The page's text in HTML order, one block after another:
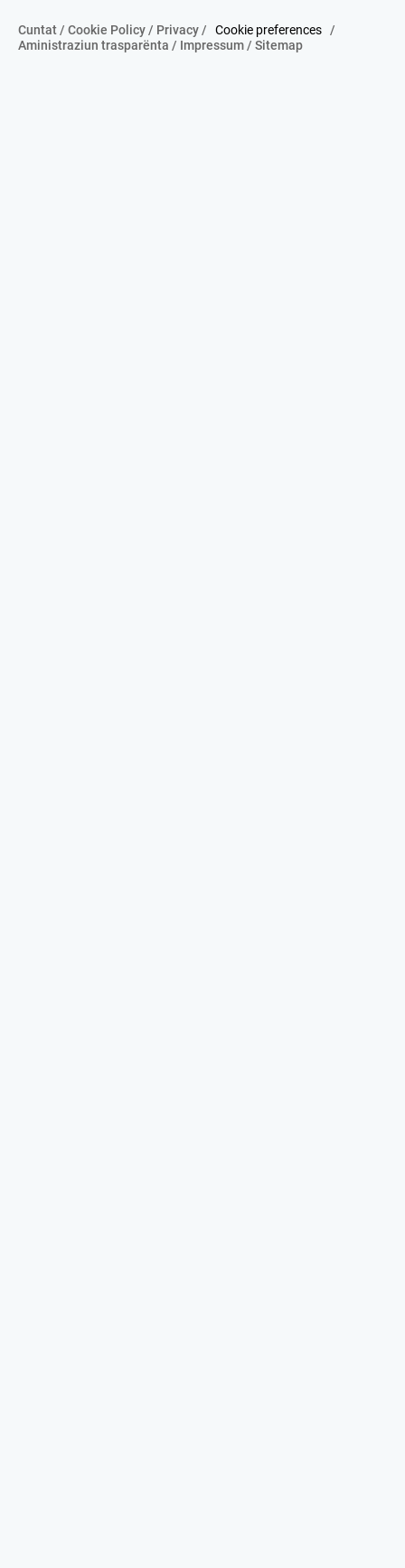
Cuntat/ Cookie Policy/ Privacy/ Cookie preferences /
Aministraziun trasparënta / Impressum/ Sitemap